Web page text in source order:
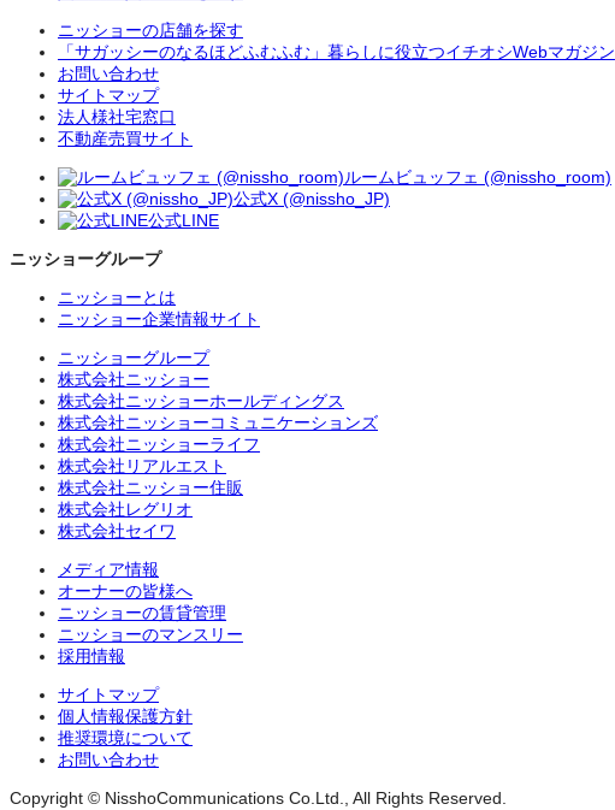
ニッショーの店舗を探す
「サガッシーのなるほどふむふむ」暮らしに役立つイチオシWebマガジン
お問い合わせ
サイトマップ
法人様社宅窓口
不動産売買サイト
ルームビュッフェ (@nissho_room)
公式X (@nissho_JP)
公式LINE
ニッショーグループ
ニッショーとは
ニッショー企業情報サイト
ニッショーグループ
株式会社ニッショー
株式会社ニッショーホールディングス
株式会社ニッショーコミュニケーションズ
株式会社ニッショーライフ
株式会社リアルエスト
株式会社ニッショー住販
株式会社レグリオ
株式会社セイワ
メディア情報
オーナーの皆様へ
ニッショーの賃貸管理
ニッショーのマンスリー
採用情報
サイトマップ
個人情報保護方針
推奨環境について
お問い合わせ
Copyright © NisshoCommunications Co.Ltd., All Rights Reserved.